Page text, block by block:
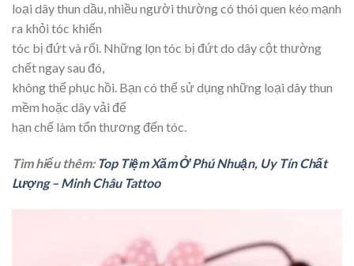
loại dây thun dầu, nhiều người thường có thói quen kéo mạnh
ra khỏi tóc khiến
tóc bị đứt và rối. Những lọn tóc bị đứt do dây cột thường
chết ngay sau đó,
không thể phục hồi. Bạn có thể sử dụng những loại dây thun
mềm hoặc dây vải để
hạn chế làm tổn thương đến tóc.
Tìm hiểu thêm: Top Tiệm Xăm Ở Phú Nhuận, Uy Tín Chất
Lượng – Minh Châu Tattoo